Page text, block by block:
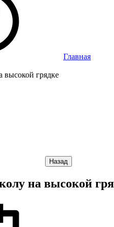
Главная
высокой грядке
Назад
на высокой